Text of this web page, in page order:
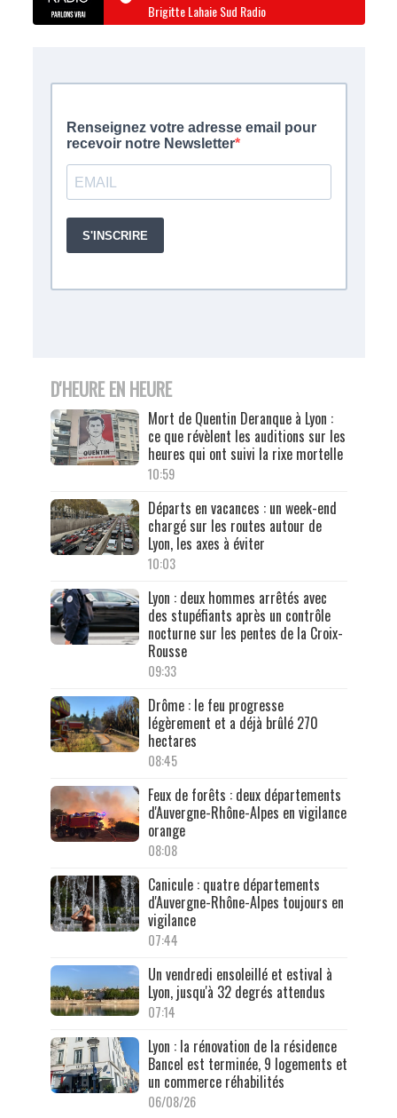
Brigitte Lahaie Sud Radio
D'HEURE EN HEURE
Mort de Quentin Deranque à Lyon :
ce que révèlent les auditions sur les
heures qui ont suivi la rixe mortelle
10:59
Départs en vacances : un week-end
chargé sur les routes autour de
Lyon, les axes à éviter
10:03
Lyon : deux hommes arrêtés avec
des stupéfiants après un contrôle
nocturne sur les pentes de la Croix-
Rousse
09:33
Drôme : le feu progresse
légèrement et a déjà brûlé 270
hectares
08:45
Feux de forêts : deux départements
d'Auvergne-Rhône-Alpes en vigilance
orange
08:08
Canicule : quatre départements
d'Auvergne-Rhône-Alpes toujours en
vigilance
07:44
Un vendredi ensoleillé et estival à
Lyon, jusqu'à 32 degrés attendus
07:14
Lyon : la rénovation de la résidence
Bancel est terminée, 9 logements et
un commerce réhabilités
06/08/26